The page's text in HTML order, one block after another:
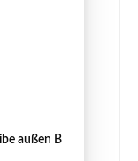
außen B